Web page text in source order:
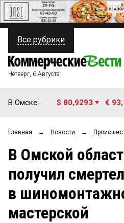
ПОЛИТИКА
ФИНАНСЫ
ОБЩЕСТВО
ЗАКОН
НОВОСТИ КОМПАНИЙ
Все рубрики
Четверг, 6 Августа
В Омске: $ 80,9293 €
Главная → Новости →
В Омской
получил
в
мастерской